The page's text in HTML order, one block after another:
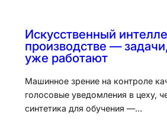
Искусственный
производстве —
уже работают
Машинное зрение на контроле
голосовые уведомления в цеху,
синтетика для обучения —…